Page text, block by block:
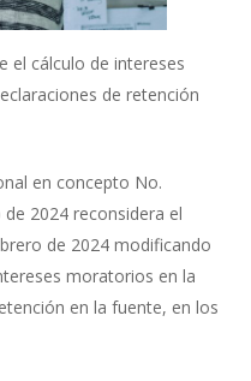
el cálculo de intereses
de retención
en concepto No.
2024 reconsidera el
de 2024 modificando
moratorios en la
en la fuente, en los